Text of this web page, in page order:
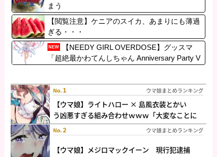
まう
【閲覧注意】ケニアのスイカ、あまりにも薄過
ぎる・・・
NEW
【NEEDY GIRL OVERDOSE】グッスマ
「超絶最かわてんしちゃん Anniversary Party V